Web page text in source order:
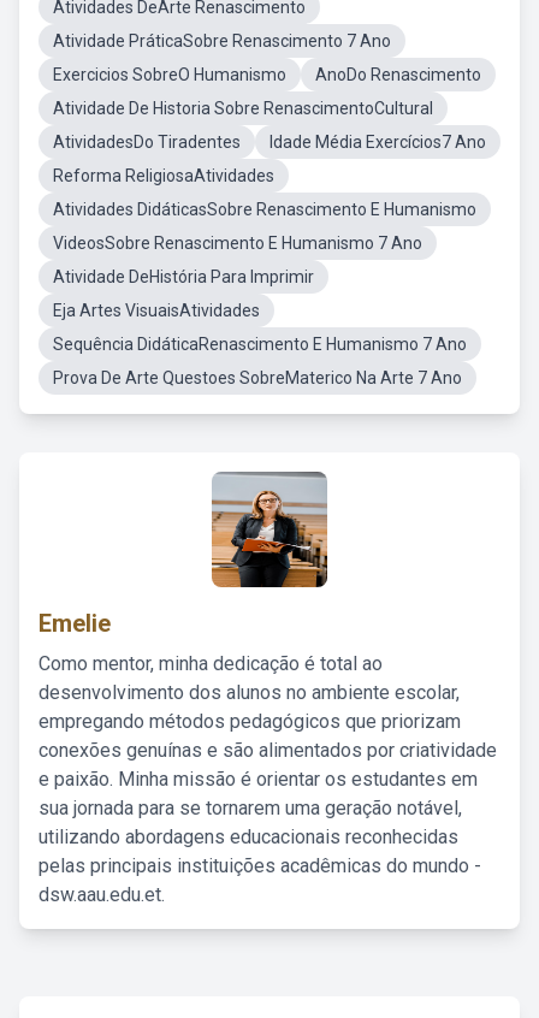
Atividades DeArte Renascimento
Atividade PráticaSobre Renascimento 7 Ano
Exercicios SobreO Humanismo
AnoDo Renascimento
Atividade De Historia Sobre RenascimentoCultural
AtividadesDo Tiradentes
Idade Média Exercícios7 Ano
Reforma ReligiosaAtividades
Atividades DidáticasSobre Renascimento E Humanismo
VideosSobre Renascimento E Humanismo 7 Ano
Atividade DeHistória Para Imprimir
Eja Artes VisuaisAtividades
Sequência DidáticaRenascimento E Humanismo 7 Ano
Prova De Arte Questoes SobreMaterico Na Arte 7 Ano
Emelie
Como mentor, minha dedicação é total ao
desenvolvimento dos alunos no ambiente escolar,
empregando métodos pedagógicos que priorizam
conexões genuínas e são alimentados por criatividade
e paixão. Minha missão é orientar os estudantes em
sua jornada para se tornarem uma geração notável,
utilizando abordagens educacionais reconhecidas
pelas principais instituições acadêmicas do mundo -
dsw.aau.edu.et.